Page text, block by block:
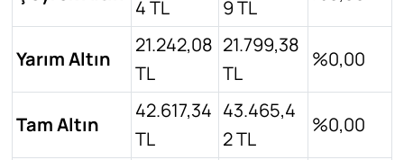
4 TL
9 TL
Yarım Altın
21.242,08
TL
21.799,38
TL
%0,00
Tam Altın
42.617,34
TL
43.465,4
2 TL
%0,00